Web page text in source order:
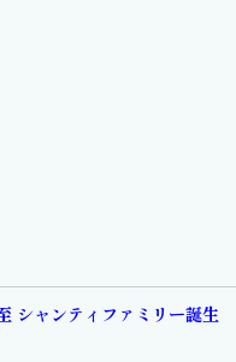
シャンティファミリー誕生